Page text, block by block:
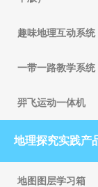
趣味地理互动系统
一带一路教学系统
羿飞运动一体机
地理探究实践产
地图图层学习箱